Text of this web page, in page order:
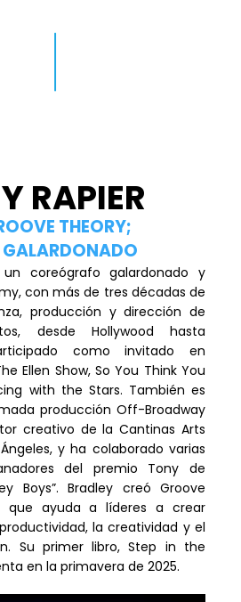
RAPIER
THEORY;
un coreógrafo galardonado y
con más de tres décadas de
producción y dirección de
desde Hollywood hasta
como invitado en
Ellen Show, So You Think You
with the Stars. También es
producción Off-Broadway
creativo de la Cantinas Arts
y ha colaborado varias
del premio Tony de
Boys”. Bradley creó Groove
que ayuda a líderes a crear
la creatividad y el
Su primer libro, Step in the
en la primavera de 2025.